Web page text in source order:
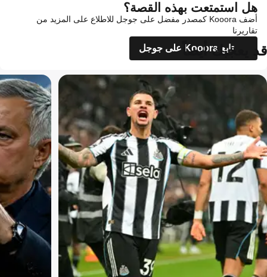
هل استمتعت بهذه القصة؟
أضف Kooora كمصدر مفضل على جوجل للاطلاع على المزيد من
تقاريرنا
تابع Kooora على جوجل
قد يعجبك أيضاً